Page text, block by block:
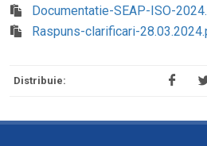
Documentatie-SEAP-ISO-
Raspuns-clarificari-
Distribuie: